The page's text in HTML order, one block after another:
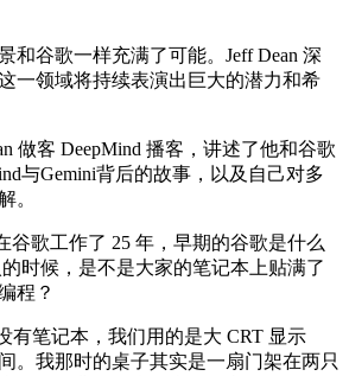
谷歌一样充满了可能。Jeff Dean 深
一领域将持续表演出巨大的潜力和希
客 DeepMind 播客，讲述了他和谷歌
与Gemini背后的故事，以及自己对多
。
歌工作了 25 年，早期的谷歌是什么
时候，是不是大家的笔记本上贴满了
程？
笔记本，我们用的是大 CRT 显示
。我那时的桌子其实是一扇门架在两只